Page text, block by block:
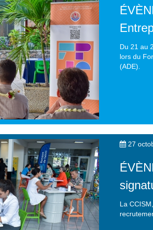
Du 21 au
lors du
(ADE).
27
La